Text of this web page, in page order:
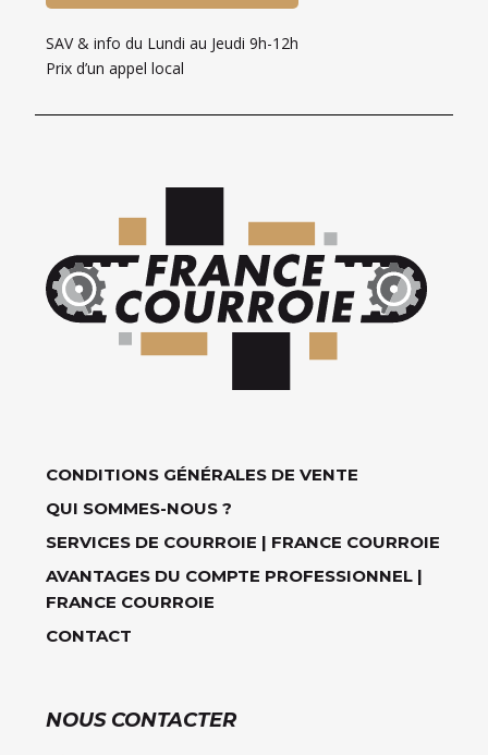
SAV & info du Lundi au Jeudi 9h-12h
Prix d’un appel local
CONDITIONS GÉNÉRALES DE VENTE
QUI SOMMES-NOUS ?
SERVICES DE COURROIE | FRANCE COURROIE
AVANTAGES DU COMPTE PROFESSIONNEL |
FRANCE COURROIE
CONTACT
NOUS CONTACTER